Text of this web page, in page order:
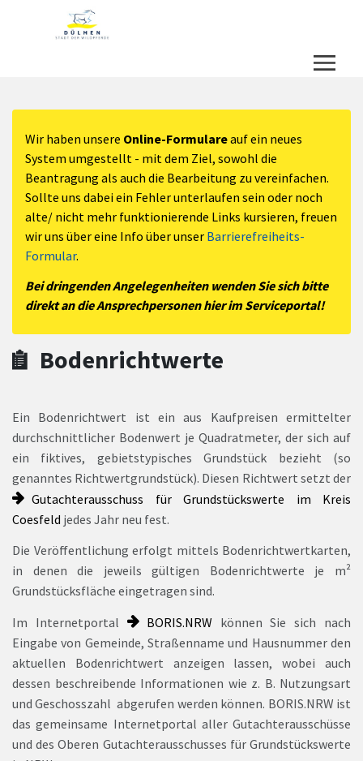
Zum Header
Zum Hauptinhalt
Zum Footer
Zum Hauptinhalt springen
Wir haben unsere Online-Formulareauf ein neues
System umgestellt - mit dem Ziel, sowohl die
Beantragung als auch die Bearbeitung zu vereinfachen.
Sollte uns dabei ein Fehler unterlaufen sein oder noch
alte/ nicht mehr funktionierende Links kursieren, freuen
wir uns über eine Info über unser Barrierefreiheits-
Formular.
Bei dringenden Angelegenheiten wenden Sie sich bitte
direkt an die Ansprechpersonen hier im Serviceportal!
Bodenrichtwerte
Ein Bodenrichtwert ist ein aus Kaufpreisen ermittelter
durchschnittlicher Bodenwert je Quadratmeter, der sich auf
ein fiktives, gebietstypisches Grundstück bezieht (so
genanntes Richtwertgrundstück). Diesen Richtwert setzt der
Gutachterausschuss für Grundstückswerte im Kreis
Coesfeld jedes Jahr neu fest.
Die Veröffentlichung erfolgt mittels Bodenrichtwertkarten,
in denen die jeweils gültigen Bodenrichtwerte je m²
Grundstücksfläche eingetragen sind.
Im Internetportal
BORIS.NRW können Sie sich nach
Eingabe von Gemeinde, Straßenname und Hausnummer den
aktuellen Bodenrichtwert anzeigen lassen, wobei auch
dessen beschreibende Informationen wie z. B. Nutzungsart
und Geschosszahl abgerufen werden können. BORIS.NRW ist
das gemeinsame Internetportal aller Gutachterausschüsse
und des Oberen Gutachterausschusses für Grundstückswerte